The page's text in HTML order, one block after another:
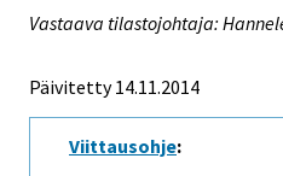
Vastaava tilastojohtaja:
Päivitetty 14.11.2014
Viittausohje: